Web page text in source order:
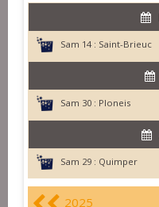
Sam 14 : Saint-Brieuc
Sam 30 : Ploneis
Sam 29 : Quimper
2025